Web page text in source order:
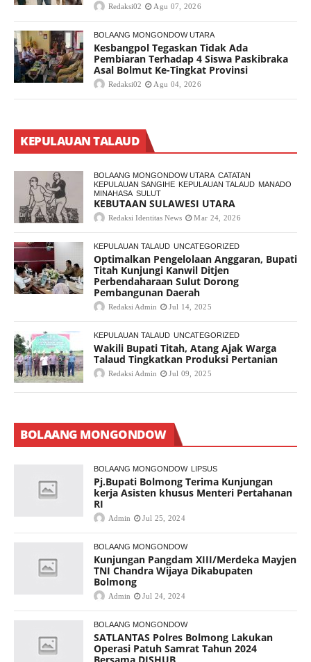
Redaksi02 Agu 07, 2026
BOLAANG MONGONDOW UTARA
Kesbangpol Tegaskan Tidak Ada
Pembiaran Terhadap 4 Siswa Paskibraka
Asal Bolmut Ke-Tingkat Provinsi
Redaksi02 Agu 04, 2026
KEPULAUAN TALAUD
BOLAANG MONGONDOW UTARA CATATAN
KEPULAUAN SANGIHE KEPULAUAN TALAUD MANADO
MINAHASA SULUT
KEBUTAAN SULAWESI UTARA
Redaksi Identitas News Mar 24, 2026
KEPULAUAN TALAUD UNCATEGORIZED
Optimalkan Pengelolaan Anggaran, Bupati
Titah Kunjungi Kanwil Ditjen
Perbendaharaan Sulut Dorong
Pembangunan Daerah
Redaksi Admin Jul 14, 2025
KEPULAUAN TALAUD UNCATEGORIZED
Wakili Bupati Titah, Atang Ajak Warga
Talaud Tingkatkan Produksi Pertanian
Redaksi Admin Jul 09, 2025
BOLAANG MONGONDOW
BOLAANG MONGONDOW LIPSUS
Pj.Bupati Bolmong Terima Kunjungan
kerja Asisten khusus Menteri Pertahanan
RI
Admin Jul 25, 2024
BOLAANG MONGONDOW
Kunjungan Pangdam XIII/Merdeka Mayjen
TNI Chandra Wijaya Dikabupaten
Bolmong
Admin Jul 24, 2024
BOLAANG MONGONDOW
SATLANTAS Polres Bolmong Lakukan
Operasi Patuh Samrat Tahun 2024